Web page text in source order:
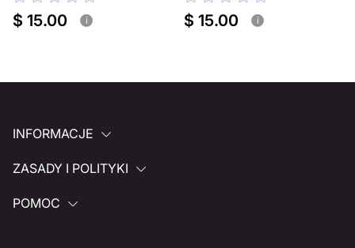
$ 15.00 i $ 15.00 i
INFORMACJE
ZASADY I POLITYKI
POMOC